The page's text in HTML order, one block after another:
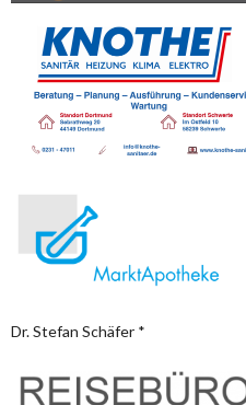
Dr. Stefan Schäfer *